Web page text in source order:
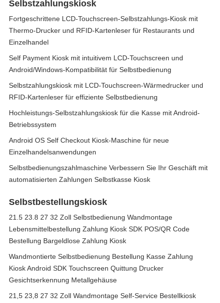
Selbstzahlungskiosk
Fortgeschrittene LCD-Touchscreen-Selbstzahlungs-Kiosk mit
Thermo-Drucker und RFID-Kartenleser für Restaurants und
Einzelhandel
Self Payment Kiosk mit intuitivem LCD-Touchscreen und
Android/Windows-Kompatibilität für Selbstbedienung
Selbstzahlungskiosk mit LCD-Touchscreen-Wärmedrucker und
RFID-Kartenleser für effiziente Selbstbedienung
Hochleistungs-Selbstzahlungskiosk für die Kasse mit Android-
Betriebssystem
Android OS Self Checkout Kiosk-Maschine für neue
Einzelhandelsanwendungen
Selbstbedienungszahlmaschine Verbessern Sie Ihr Geschäft mit
automatisierten Zahlungen Selbstkasse Kiosk
Selbstbestellungskiosk
21.5 23.8 27 32 Zoll Selbstbedienung Wandmontage
Lebensmittelbestellung Zahlung Kiosk SDK POS/QR Code
Bestellung Bargeldlose Zahlung Kiosk
Wandmontierte Selbstbedienung Bestellung Kasse Zahlung
Kiosk Android SDK Touchscreen Quittung Drucker
Gesichtserkennung Metallgehäuse
21,5 23,8 27 32 Zoll Wandmontage Self-Service Bestellkiosk